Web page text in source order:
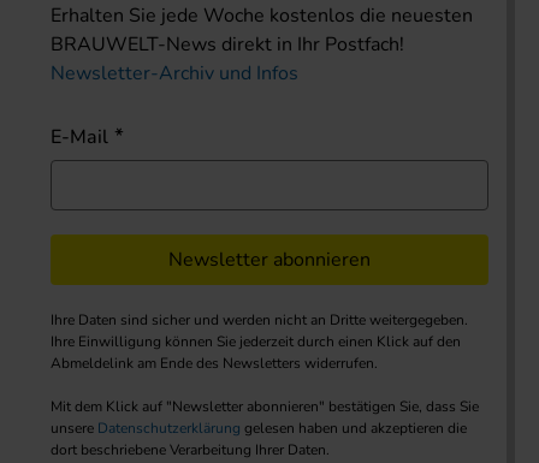
Erhalten Sie jede Woche kostenlos die neuesten
BRAUWELT-News direkt in Ihr Postfach!
Newsletter-Archiv und Infos
E-Mail
Newsletter abonnieren
Ihre Daten sind sicher und werden nicht an Dritte weitergegeben.
Ihre Einwilligung können Sie jederzeit durch einen Klick auf den
Abmeldelink am Ende des Newsletters widerrufen.
Mit dem Klick auf "Newsletter abonnieren" bestätigen Sie, dass Sie
unsere Datenschutzerklärung gelesen haben und akzeptieren die
dort beschriebene Verarbeitung Ihrer Daten.